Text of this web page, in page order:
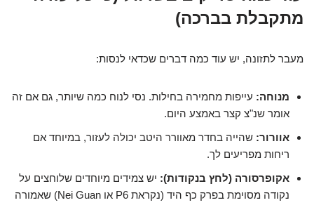
מתקבלת בברכה)
מעבר לתזונה, יש עוד כמה דברים שכדאי לנסות:
מנוחה: עייפות מחמירה בחילות. נסי לנוח כמה שיותר, גם אם זה
אומר שנ"צ קצר באמצע היום.
אוורור: שהייה בחדר מאוורר היטב יכולה לעזור, במיוחד אם
ריחות מפריעים לך.
אקופרסורה (לחץ בנקודות): יש צמידים מיוחדים שלוחצים על
נקודה מסוימת בפרק כף היד (נקראת P6 או Nei Guan) שאמורה